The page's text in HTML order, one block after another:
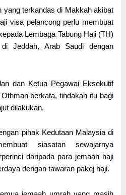
yang terkandas di Makkah akibat
visa pelancong perlu membuat
Lembaga Tabung Haji (TH)
Jeddah, Arab Saudi dengan
dan Ketua Pegawai Eksekutif
berkata, tindakan itu bagi
dilakukan.
pihak Kedutaan Malaysia di
siasatan sewajarnya
daripada para jemaah haji
dengan tawaran pakej haji.